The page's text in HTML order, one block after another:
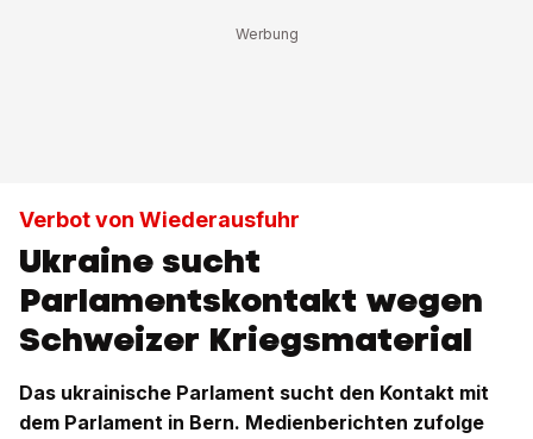
Verbot von Wiederausfuhr
Ukraine sucht
Parlamentskontakt wegen
Schweizer Kriegsmaterial
Das ukrainische Parlament sucht den Kontakt mit
dem Parlament in Bern. Medienberichten zufolge